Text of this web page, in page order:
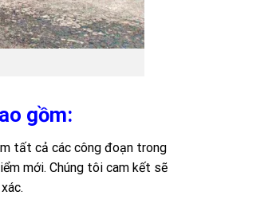
gồm:
tất cả các công đoạn trong
mới. Chúng tôi cam kết sẽ